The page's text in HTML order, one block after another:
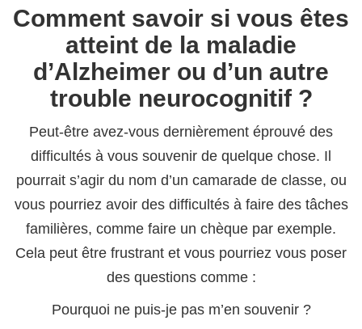
Comment savoir si vous êtes
atteint de la maladie
d’Alzheimer ou d’un autre
trouble neurocognitif ?
Peut-être avez-vous dernièrement éprouvé des
difficultés à vous souvenir de quelque chose. Il
pourrait s’agir du nom d’un camarade de classe, ou
vous pourriez avoir des difficultés à faire des tâches
familières, comme faire un chèque par exemple.
Cela peut être frustrant et vous pourriez vous poser
des questions comme :
Pourquoi ne puis-je pas m’en souvenir ?